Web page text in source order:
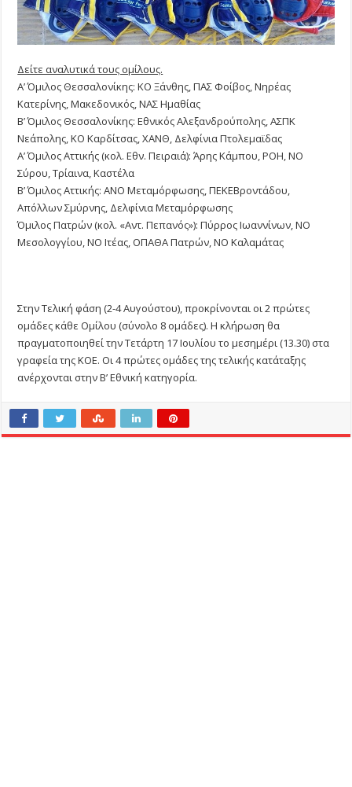
Δείτε αναλυτικά τους ομίλους.
Α’ Όμιλος Θεσσαλονίκης: ΚΟ Ξάνθης, ΠΑΣ Φοίβος, Νηρέας
Κατερίνης, Μακεδονικός, ΝΑΣ Ημαθίας
Β’ Όμιλος Θεσσαλονίκης: Εθνικός Αλεξανδρούπολης, ΑΣΠΚ
Νεάπολης, ΚΟ Καρδίτσας, ΧΑΝΘ, Δελφίνια Πτολεμαϊδας
Α’ Όμιλος Αττικής (κολ. Εθν. Πειραιά): Άρης Κάμπου, ΡΟΗ, ΝΟ
Σύρου, Τρίαινα, Καστέλα
Β’ Όμιλος Αττικής: ΑΝΟ Μεταμόρφωσης, ΠΕΚΕΒροντάδου,
Απόλλων Σμύρνης, Δελφίνια Μεταμόρφωσης
Όμιλος Πατρών (κολ. «Αντ. Πεπανός»): Πύρρος Ιωαννίνων, ΝΟ
Μεσολογγίου, ΝΟ Ιτέας, ΟΠΑΘΑ Πατρών, ΝΟ Καλαμάτας
Στην Τελική φάση (2-4 Αυγούστου), προκρίνονται οι 2 πρώτες
ομάδες κάθε Ομίλου (σύνολο 8 ομάδες). Η κλήρωση θα
πραγματοποιηθεί την Τετάρτη 17 Ιουλίου το μεσημέρι (13.30) στα
γραφεία της ΚΟΕ. Οι 4 πρώτες ομάδες της τελικής κατάταξης
ανέρχονται στην Β’ Εθνική κατηγορία.